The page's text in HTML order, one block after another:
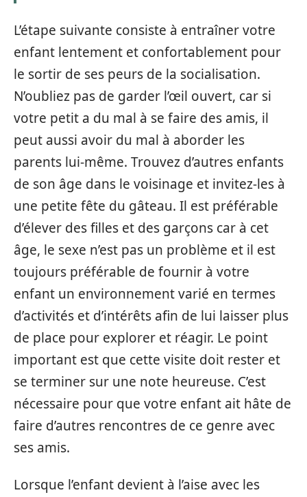
L’étape suivante consiste à entraîner votre
enfant lentement et confortablement pour
le sortir de ses peurs de la socialisation.
N’oubliez pas de garder l’œil ouvert, car si
votre petit a du mal à se faire des amis, il
peut aussi avoir du mal à aborder les
parents lui-même. Trouvez d’autres enfants
de son âge dans le voisinage et invitez-les à
une petite fête du gâteau. Il est préférable
d’élever des filles et des garçons car à cet
âge, le sexe n’est pas un problème et il est
toujours préférable de fournir à votre
enfant un environnement varié en termes
d’activités et d’intérêts afin de lui laisser plus
de place pour explorer et réagir. Le point
important est que cette visite doit rester et
se terminer sur une note heureuse. C’est
nécessaire pour que votre enfant ait hâte de
faire d’autres rencontres de ce genre avec
ses amis.
Lorsque l’enfant devient à l’aise avec les